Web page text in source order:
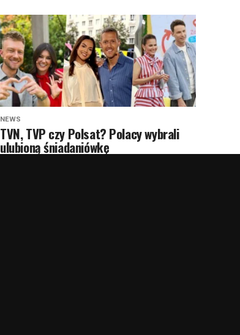
NEWS
TVN, TVP czy Polsat? Polacy wybrali
ulubioną śniadaniówkę